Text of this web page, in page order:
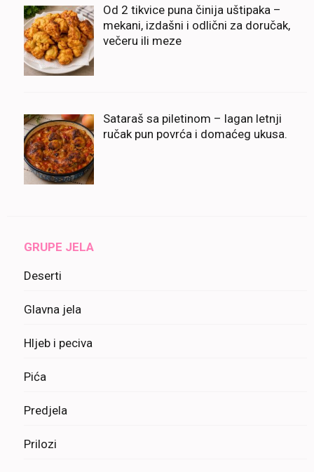
Od 2 tikvice puna činija uštipaka –
mekani, izdašni i odlični za doručak,
večeru ili meze
Sataraš sa piletinom – lagan letnji
ručak pun povrća i domaćeg ukusa.
GRUPE JELA
Deserti
Glavna jela
Hljeb i peciva
Pića
Predjela
Prilozi